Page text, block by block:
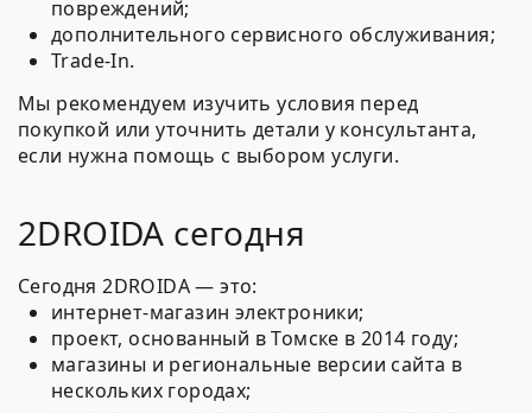
повреждений;
дополнительного сервисного обслуживания;
Trade-In.
Мы рекомендуем изучить условия перед
покупкой или уточнить детали у консультанта,
если нужна помощь с выбором услуги.
2DROIDA сегодня
Сегодня 2DROIDA — это:
интернет-магазин электроники;
проект, основанный в Томске в 2014 году;
магазины и региональные версии сайта в
нескольких городах;